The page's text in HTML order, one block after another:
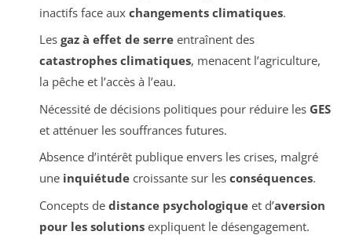
inactifs face aux changements climatiques.
Les gaz à effet de serreentraînent des
catastrophes climatiques, menacent l’agriculture,
la pêche et l’accès à l’eau.
Nécessité de décisions politiques pour réduire les GES
et atténuer les souffrances futures.
Absence d’intérêt publique envers les crises, malgré
une inquiétudecroissante sur les conséquences.
Concepts de distance psychologiqueet d’aversion
pour les solutionsexpliquent le désengagement.